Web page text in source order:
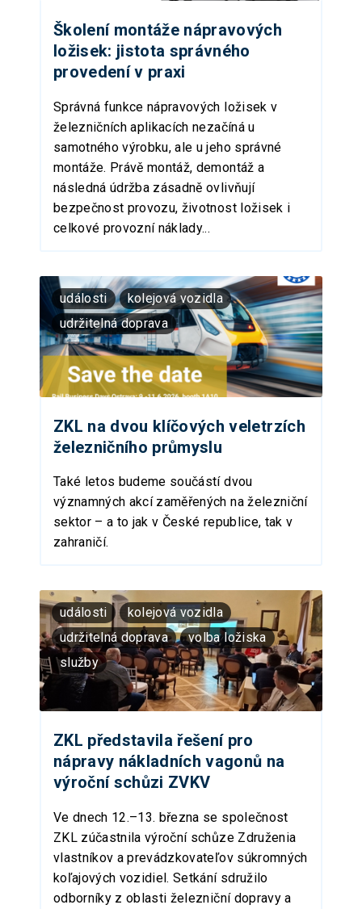
Školení montáže nápravových
ložisek: jistota správného
provedení v praxi
Správná funkce nápravových ložisek v
železničních aplikacích nezačíná u
samotného výrobku, ale u jeho správné
montáže. Právě montáž, demontáž a
následná údržba zásadně ovlivňují
bezpečnost provozu, životnost ložisek i
celkové provozní náklady...
události
kolejová vozidla
udržitelná doprava
ZKL na dvou klíčových veletrzích
železničního průmyslu
Také letos budeme součástí dvou
významných akcí zaměřených na železniční
sektor – a to jak v České republice, tak v
zahraničí.
události
kolejová vozidla
udržitelná doprava
volba ložiska
služby
ZKL představila řešení pro
nápravy nákladních vagonů na
výroční schůzi ZVKV
Ve dnech 12.–13. března se společnost
ZKL zúčastnila výroční schůze Združenia
vlastníkov a prevádzkovateľov súkromných
koľajových vozidiel. Setkání sdružilo
odborníky z oblasti železniční dopravy a